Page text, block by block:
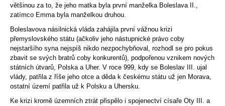
většinou za to, že jeho matka byla první manželka Boleslava II.,
zatímco Emma byla manželkou druhou.
Boleslavova násilnická vláda zahájila první vážnou krizi
přemyslovského státu (ačkoliv jeho nástupnické právo coby
nejstaršího syna nejspíš nikdo nezpochybňoval, rozhodl se pro pokus
zbavit se svých bratrů coby konkurentů), podpořenou vznikem nových
státních útvarů, Polska a Uher. V roce 999, kdy se Boleslav III. ujal
vlády, patřila z říše jeho otce a děda k českému státu už jen Morava,
ostatní území patřila už k Polsku a Uhersku.
Ke krizi kromě územních ztrát přispělo i spojenectví císaře Oty III. a